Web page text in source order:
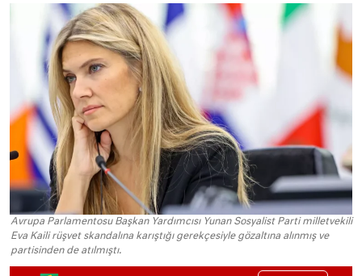
Avrupa Parlamentosu Başkan Yardımcısı Yunan Sosyalist Parti milletvekili
Eva Kaili rüşvet skandalına karıştığı gerekçesiyle gözaltına alınmış ve
partisinden de atılmıştı.